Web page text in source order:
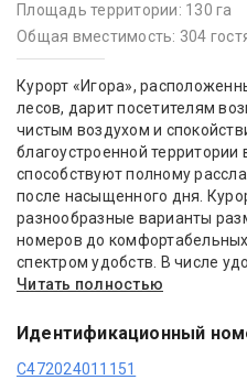
Площадь территории: 130 га
Общая вместимость: 304
Курорт «Игора»,
лесов, дарит посетителям
чистым воздухом и
благоустроенной
способствуют полному
после насыщенного дня.
разнообразные варианты
номеров до
спектром удобств. В числе
Читать полностью
Идентификационный
С472024011151